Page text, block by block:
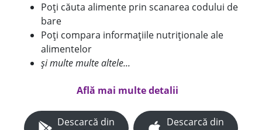
Poți căuta alimente prin scanarea codului de
bare
Poți compara informațiile nutriționale ale
alimentelor
și multe multe altele...
Află mai multe detalii
Descarcă din
Descarcă din